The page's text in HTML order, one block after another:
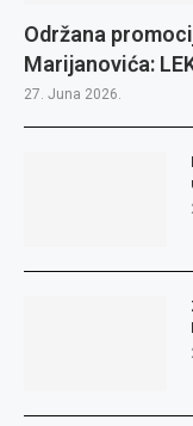
Održana
Marijanovića:
27. Juna 2026.